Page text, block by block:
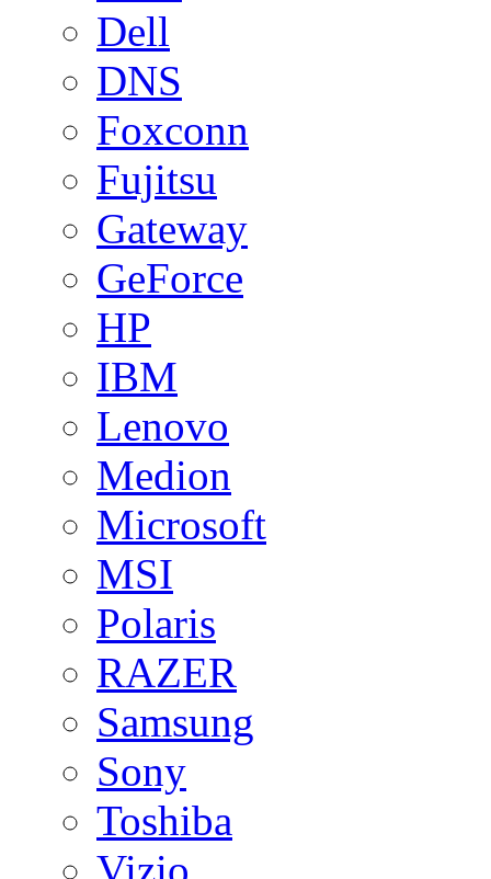
Dell
DNS
Foxconn
Fujitsu
Gateway
GeForce
HP
IBM
Lenovo
Medion
Microsoft
MSI
Polaris
RAZER
Samsung
Sony
Toshiba
Vizio